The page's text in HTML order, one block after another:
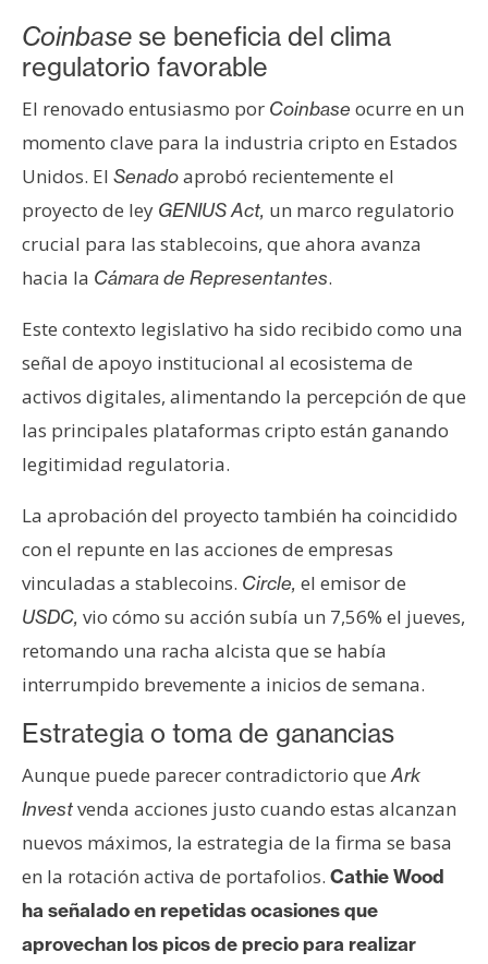
t
a
c
o
y
P
u
b
l
i
d
a
d
Coinbase se beneficia del clima
regulatorio favorable
El renovado entusiasmo por Coinbase ocurre en un
momento clave para la industria cripto en Estados
Unidos. El Senadoaprobó recientemente el
proyecto de ley GENIUS Act, un marco regulatorio
crucial para las stablecoins, que ahora avanza
hacia la Cámara de Representantes.
Este contexto legislativo ha sido recibido como una
señal de apoyo institucional al ecosistema de
activos digitales, alimentando la percepción de que
las principales plataformas cripto están ganando
legitimidad regulatoria.
La aprobación del proyecto también ha coincidido
con el repunte en las acciones de empresas
vinculadas a stablecoins. Circle, el emisor de
USDC, vio cómo su acción subía un 7,56% el jueves,
retomando una racha alcista que se había
interrumpido brevemente a inicios de semana.
Estrategia o toma de ganancias
Aunque puede parecer contradictorio queArk
Investvenda acciones justo cuando estas alcanzan
nuevos máximos, la estrategia de la firma se basa
en la rotación activa de portafolios. Cathie Wood
ha señalado en repetidas ocasiones que
aprovechan los picos de precio para realizar